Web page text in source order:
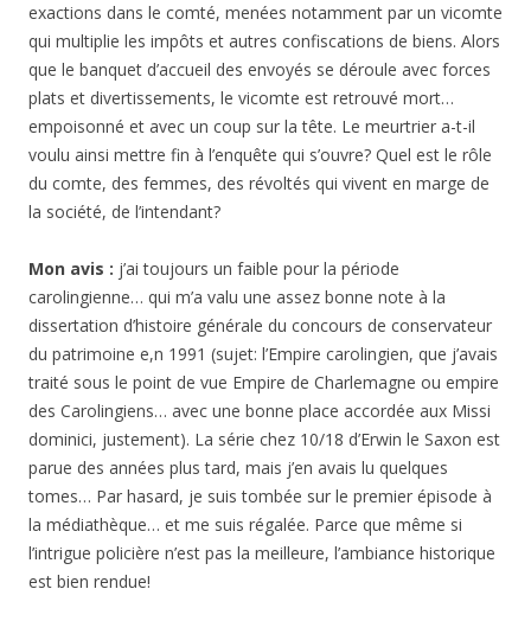
exactions dans le comté, menées notamment par un vicomte
qui multiplie les impôts et autres confiscations de biens. Alors
que le banquet d’accueil des envoyés se déroule avec forces
plats et divertissements, le vicomte est retrouvé mort…
empoisonné et avec un coup sur la tête. Le meurtrier a-t-il
voulu ainsi mettre fin à l’enquête qui s’ouvre? Quel est le rôle
du comte, des femmes, des révoltés qui vivent en marge de
la société, de l’intendant?
Mon avis : j’ai toujours un faible pour la période
carolingienne… qui m’a valu une assez bonne note à la
dissertation d’histoire générale du concours de conservateur
du patrimoine e,n 1991 (sujet: l’Empire carolingien, que j’avais
traité sous le point de vue Empire de Charlemagne ou empire
des Carolingiens… avec une bonne place accordée aux Missi
dominici, justement). La série chez 10/18 d’Erwin le Saxon est
parue des années plus tard, mais j’en avais lu quelques
tomes… Par hasard, je suis tombée sur le premier épisode à
la médiathèque… et me suis régalée. Parce que même si
l’intrigue policière n’est pas la meilleure, l’ambiance historique
est bien rendue!